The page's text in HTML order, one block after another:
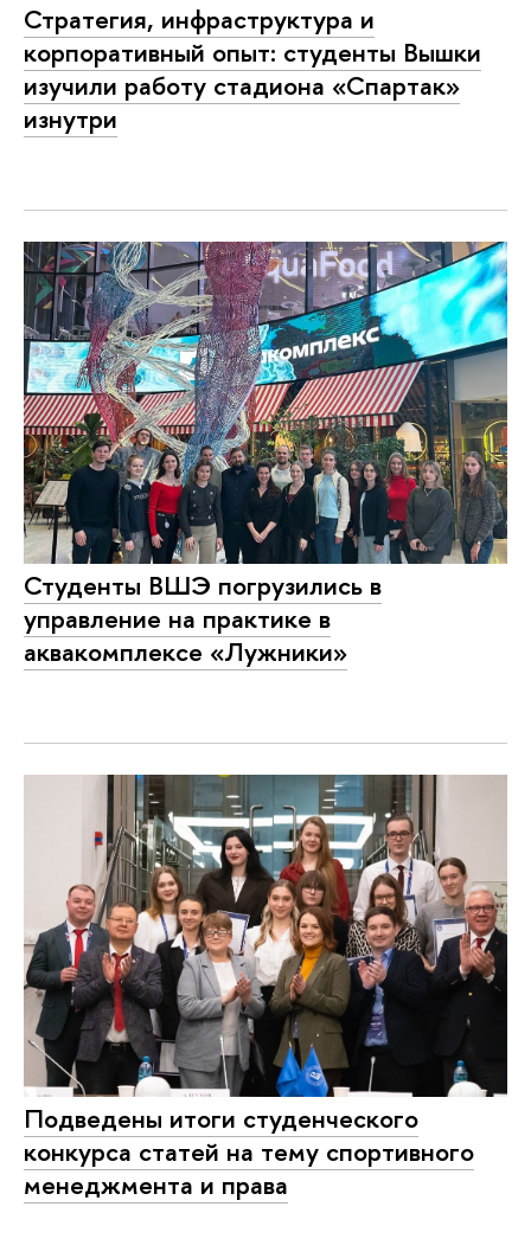
Стратегия, инфраструктура и
корпоративный опыт: студенты Вышки
изучили работу стадиона «Спартак»
изнутри
Студенты ВШЭ погрузились в
управление на практике в
аквакомплексе «Лужники»
Подведены итоги студенческого
конкурса статей на тему спортивного
менеджмента и права